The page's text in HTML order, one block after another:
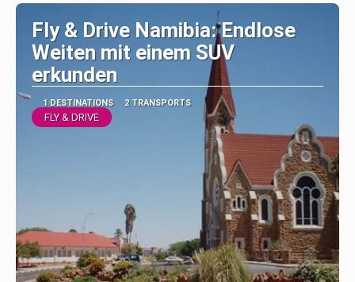
Fly & Drive Namibia: Endlose
Weiten mit einem SUV
erkunden
1 DESTINATIONS 2 TRANSPORTS
FLY & DRIVE